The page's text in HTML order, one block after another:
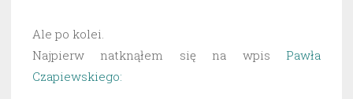
Ale po kolei.
Najpierw natknąłem się na wpis Pawła
Czapiewskiego: